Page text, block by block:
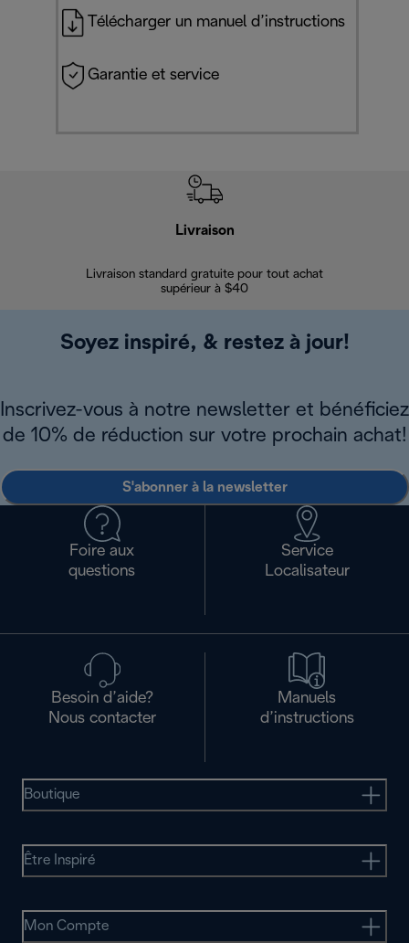
Télécharger un manuel d’instructions
Garantie et service
Livraison
Livraison standard gratuite pour tout achat
supérieur à $40
Soyez inspiré, & restez à jour!
Inscrivez-vous à notre newsletter et bénéficiez
de 10% de réduction sur votre prochain achat!
S'abonner à la newsletter
Foire aux
questions
Service
Localisateur
Besoin d’aide?
Nous contacter
Manuels
d’instructions
Boutique
Être Inspiré
Mon Compte